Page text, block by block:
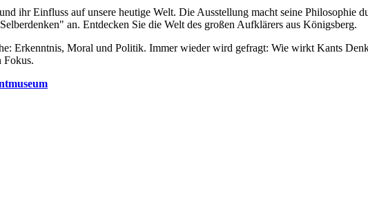
ihr Einfluss auf unsere heutige Welt. Die Ausstellung macht seine Philosophie
an. Entdecken Sie die Welt des großen Aufklärers aus Königsberg.
Erkenntnis, Moral und Politik. Immer wieder wird gefragt: Wie wirkt Kants
Fokus.